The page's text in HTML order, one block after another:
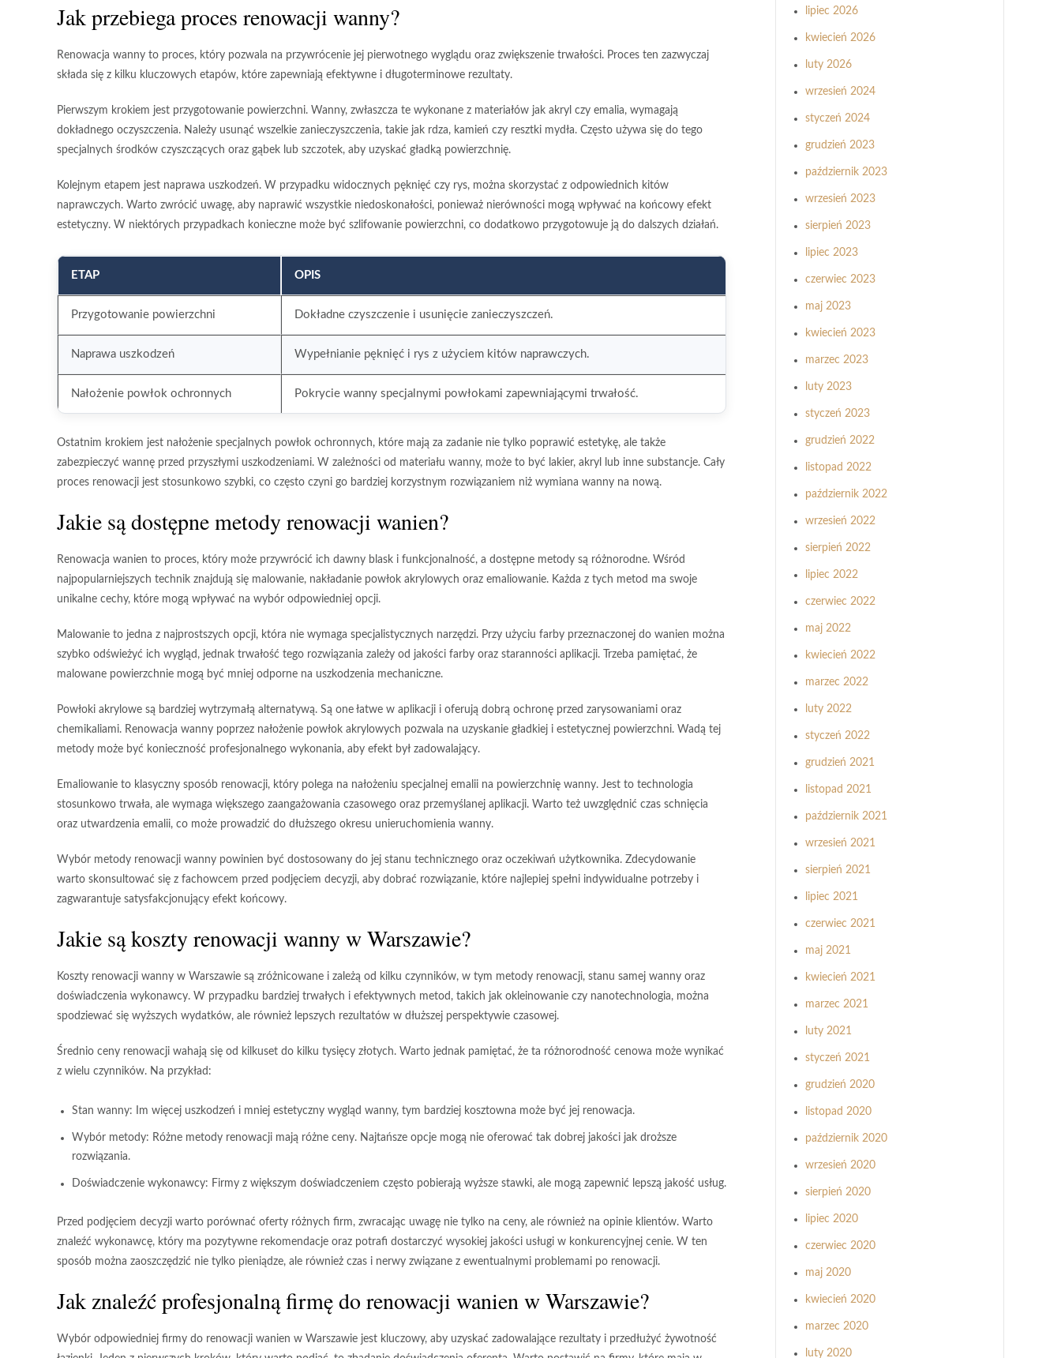
Jak przebiega proces renowacji wanny?
Renowacja wanny to proces, który pozwala na przywrócenie jej pierwotnego wyglądu oraz zwiększenie trwałości. Proces ten zazwyczaj
składa się z kilku kluczowych etapów, które zapewniają efektywne i długoterminowe rezultaty.
Pierwszym krokiem jest przygotowanie powierzchni. Wanny, zwłaszcza te wykonane z materiałów jak akryl czy emalia, wymagają
dokładnego oczyszczenia. Należy usunąć wszelkie zanieczyszczenia, takie jak rdza, kamień czy resztki mydła. Często używa się do tego
specjalnych środków czyszczących oraz gąbek lub szczotek, aby uzyskać gładką powierzchnię.
Kolejnym etapem jest naprawa uszkodzeń. W przypadku widocznych pęknięć czy rys, można skorzystać z odpowiednich kitów
naprawczych. Warto zwrócić uwagę, aby naprawić wszystkie niedoskonałości, ponieważ nierówności mogą wpływać na końcowy efekt
estetyczny. W niektórych przypadkach konieczne może być szlifowanie powierzchni, co dodatkowo przygotowuje ją do dalszych działań.
ETAP OPIS
Przygotowanie powierzchni Dokładne czyszczenie i usunięcie zanieczyszczeń.
Naprawa uszkodzeń Wypełnianie pęknięć i rys z użyciem kitów naprawczych.
Nałożenie powłok ochronnych Pokrycie wanny specjalnymi powłokami zapewniającymi trwałość.
Ostatnim krokiem jest nałożenie specjalnych powłok ochronnych, które mają za zadanie nie tylko poprawić estetykę, ale także
zabezpieczyć wannę przed przyszłymi uszkodzeniami. W zależności od materiału wanny, może to być lakier, akryl lub inne substancje. Cały
proces renowacji jest stosunkowo szybki, co często czyni go bardziej korzystnym rozwiązaniem niż wymiana wanny na nową.
Jakie są dostępne metody renowacji wanien?
Renowacja wanien to proces, który może przywrócić ich dawny blask i funkcjonalność, a dostępne metody są różnorodne. Wśród
najpopularniejszych technik znajdują się malowanie, nakładanie powłok akrylowych oraz emaliowanie. Każda z tych metod ma swoje
unikalne cechy, które mogą wpływać na wybór odpowiedniej opcji.
Malowanie to jedna z najprostszych opcji, która nie wymaga specjalistycznych narzędzi. Przy użyciu farby przeznaczonej do wanien można
szybko odświeżyć ich wygląd, jednak trwałość tego rozwiązania zależy od jakości farby oraz staranności aplikacji. Trzeba pamiętać, że
malowane powierzchnie mogą być mniej odporne na uszkodzenia mechaniczne.
Powłoki akrylowe są bardziej wytrzymałą alternatywą. Są one łatwe w aplikacji i oferują dobrą ochronę przed zarysowaniami oraz
chemikaliami. Renowacja wanny poprzez nałożenie powłok akrylowych pozwala na uzyskanie gładkiej i estetycznej powierzchni. Wadą tej
metody może być konieczność profesjonalnego wykonania, aby efekt był zadowalający.
Emaliowanie to klasyczny sposób renowacji, który polega na nałożeniu specjalnej emalii na powierzchnię wanny. Jest to technologia
stosunkowo trwała, ale wymaga większego zaangażowania czasowego oraz przemyślanej aplikacji. Warto też uwzględnić czas schnięcia
oraz utwardzenia emalii, co może prowadzić do dłuższego okresu unieruchomienia wanny.
Wybór metody renowacji wanny powinien być dostosowany do jej stanu technicznego oraz oczekiwań użytkownika. Zdecydowanie
warto skonsultować się z fachowcem przed podjęciem decyzji, aby dobrać rozwiązanie, które najlepiej spełni indywidualne potrzeby i
zagwarantuje satysfakcjonujący efekt końcowy.
Jakie są koszty renowacji wanny w Warszawie?
Koszty renowacji wanny w Warszawie są zróżnicowane i zależą od kilku czynników, w tym metody renowacji, stanu samej wanny oraz
doświadczenia wykonawcy. W przypadku bardziej trwałych i efektywnych metod, takich jak okleinowanie czy nanotechnologia, można
spodziewać się wyższych wydatków, ale również lepszych rezultatów w dłuższej perspektywie czasowej.
Średnio ceny renowacji wahają się od kilkuset do kilku tysięcy złotych. Warto jednak pamiętać, że ta różnorodność cenowa może wynikać
z wielu czynników. Na przykład:
Stan wanny: Im więcej uszkodzeń i mniej estetyczny wygląd wanny, tym bardziej kosztowna może być jej renowacja.
Wybór metody: Różne metody renowacji mają różne ceny. Najtańsze opcje mogą nie oferować tak dobrej jakości jak droższe
rozwiązania.
Doświadczenie wykonawcy: Firmy z większym doświadczeniem często pobierają wyższe stawki, ale mogą zapewnić lepszą jakość usług.
Przed podjęciem decyzji warto porównać oferty różnych firm, zwracając uwagę nie tylko na ceny, ale również na opinie klientów. Warto
znaleźć wykonawcę, który ma pozytywne rekomendacje oraz potrafi dostarczyć wysokiej jakości usługi w konkurencyjnej cenie. W ten
sposób można zaoszczędzić nie tylko pieniądze, ale również czas i nerwy związane z ewentualnymi problemami po renowacji.
Jak znaleźć profesjonalną firmę do renowacji wanien w Warszawie?
Wybór odpowiedniej firmy do renowacji wanien w Warszawie jest kluczowy, aby uzyskać zadowalające rezultaty i przedłużyć żywotność
lipiec 2026
kwiecień 2026
luty 2026
wrzesień 2024
styczeń 2024
grudzień 2023
październik 2023
wrzesień 2023
sierpień 2023
lipiec 2023
czerwiec 2023
maj 2023
kwiecień 2023
marzec 2023
luty 2023
styczeń 2023
grudzień 2022
listopad 2022
październik 2022
wrzesień 2022
sierpień 2022
lipiec 2022
czerwiec 2022
maj 2022
kwiecień 2022
marzec 2022
luty 2022
styczeń 2022
grudzień 2021
listopad 2021
październik 2021
wrzesień 2021
sierpień 2021
lipiec 2021
czerwiec 2021
maj 2021
kwiecień 2021
marzec 2021
luty 2021
styczeń 2021
grudzień 2020
listopad 2020
październik 2020
wrzesień 2020
sierpień 2020
lipiec 2020
czerwiec 2020
maj 2020
kwiecień 2020
marzec 2020
luty 2020